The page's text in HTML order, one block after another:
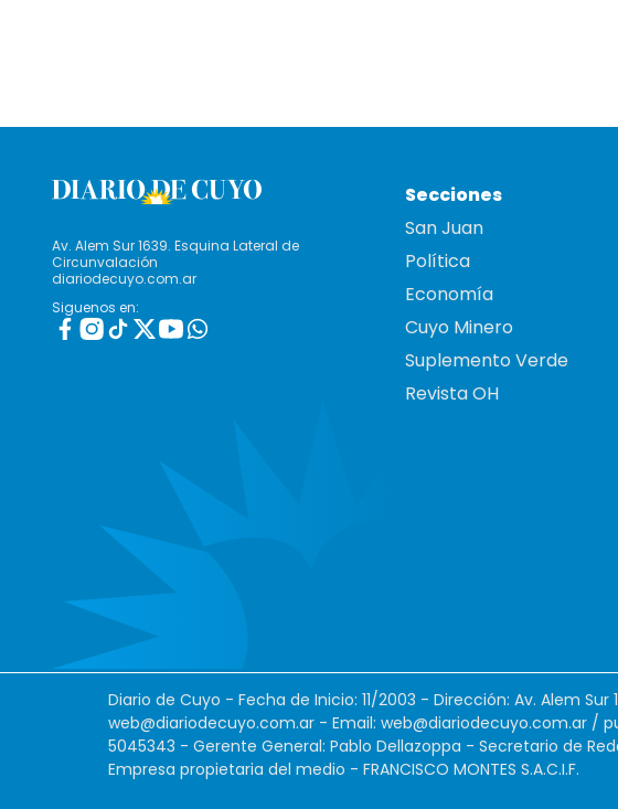
Av. Alem Sur 1639. Esquina Lateral de
Circunvalación
diariodecuyo.com.ar
Siguenos en:
Secciones
San Juan
Política
Economía
Cuyo Minero
Suplemento Verde
Revista OH
Diario de Cuyo - Fecha de Inicio: 11/2003 - Dirección: Av. Alem
web@diariodecuyo.com.ar - Email: web@diariodecuyo.com.ar /
5045343 - Gerente General: Pablo Dellazoppa - Secretario de
Empresa propietaria del medio - FRANCISCO MONTES S.A.C.I.F.